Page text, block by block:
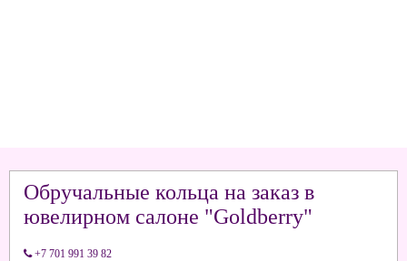
Обручальные кольца на заказ в
ювелирном салоне "Goldberry"
+7 701 991 39 82